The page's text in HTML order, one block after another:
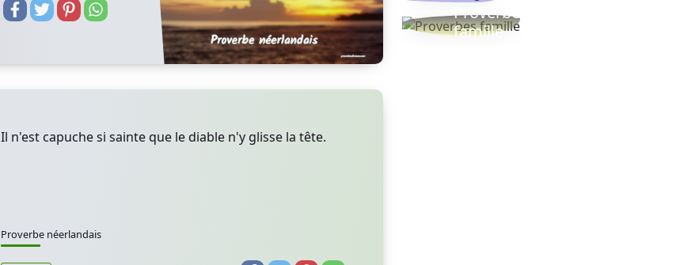
Il n'est capuche si sainte que le diable n'y glisse la tête.
Proverbe néerlandais
Proverbes
famille